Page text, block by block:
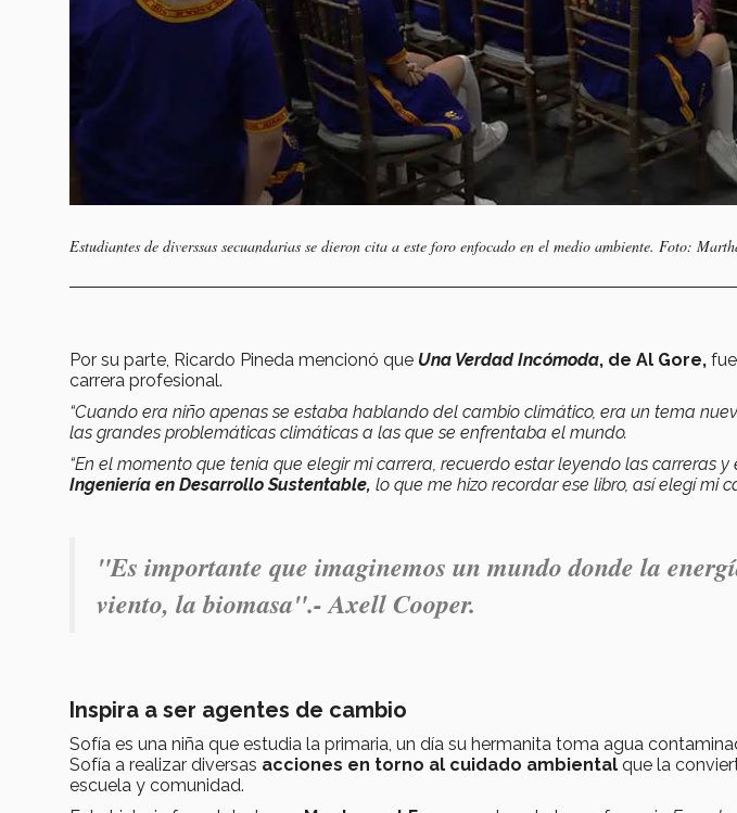
Estudiantes de diverssas secuandarias se dieron cita a este foro enfocado en el medio ambiente. Foto:
Por su parte, Ricardo Pineda mencionó que Una Verdad Incómoda, de Al Gore,
carrera profesional.
“Cuando era niño apenas se estaba hablando del cambio climático, era un tema
las grandes problemáticas climáticas a las que se enfrentaba el mundo.
“En el momento que tenía que elegir mi carrera, recuerdo estar leyendo las carreras
Ingeniería en Desarrollo Sustentable, lo que me hizo recordar ese libro, así elegí mi
"Es importante que imaginemos un mundo donde la
viento, la biomasa".- Axell Cooper.
Inspira a ser agentes de cambio
Sofía es una niña que estudia la primaria, un día su hermanita toma agua
Sofía a realizar diversas acciones en torno al cuidado ambiental que la
escuela y comunidad.